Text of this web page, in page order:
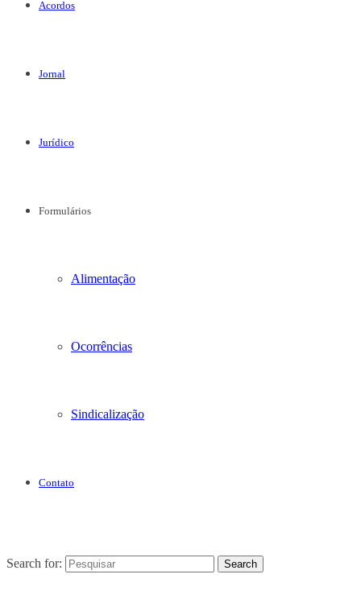
Acordos
Jornal
Jurídico
Formulários
Alimentação
Ocorrências
Sindicalização
Contato
Search for: Search